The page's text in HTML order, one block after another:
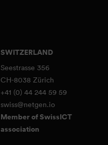
SWITZERLAND
Seestrasse 356
CH-8038 Zürich
+41 (0) 44 244 59 59
swiss@netgen.io
Member of SwissICT
association